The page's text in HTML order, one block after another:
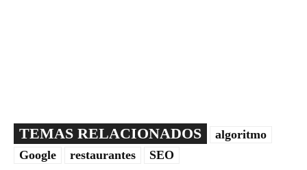
TEMAS RELACIONADOS
algoritmo
Google
restaurantes SEO